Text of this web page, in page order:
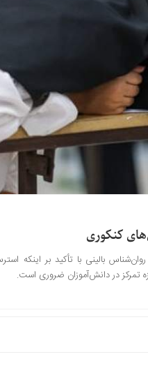
کنکوری
بالینی با تأکید بر اینکه
تمرکز در دانش‌آموزان ضروری است.